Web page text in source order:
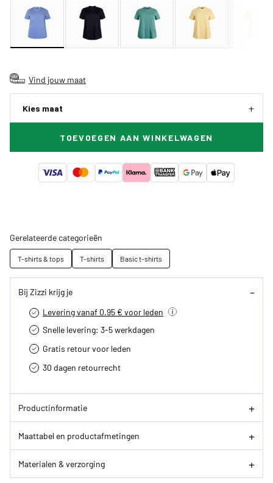
Vind jouw maat
Kies maat
TOEVOEGEN AAN WINKELWAGEN
Gerelateerde categorieën
T-shirts & tops T-shirts Basic t-shirts
Bij Zizzi krijg je
Levering vanaf 0.95 € voor leden
Snelle levering: 3-5 werkdagen
Gratis retour voor leden
30 dagen retourrecht­
Productinformatie
Maattabel en productafmetingen
Materialen & verzorging